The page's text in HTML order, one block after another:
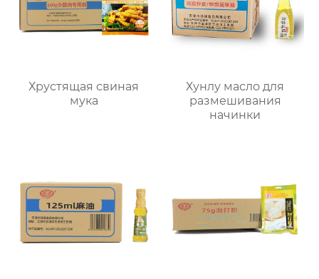
Хрустящая свиная
мука
Хунлу масло для
размешивания
начинки